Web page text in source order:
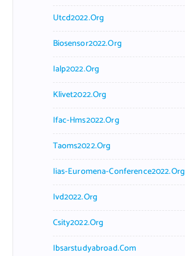
Utcd2022.org
Biosensor2022.org
Ialp2022.org
Klivet2022.org
Ifac-Hms2022.org
Taoms2022.org
Iias-Euromena-Conference2022.org
Ivd2022.org
Csity2022.org
Ibsarstudyabroad.com